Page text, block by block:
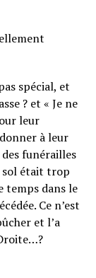
spécial, et
? et « Je ne
leur
à leur
funérailles
sol était trop
temps dans le
Ce n’est
et l’a